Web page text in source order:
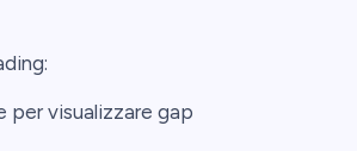
per visualizzare gap